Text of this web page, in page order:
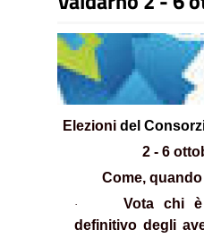
Elezioni del
2 - 6
Come,
· Vota chi
definitivo degli